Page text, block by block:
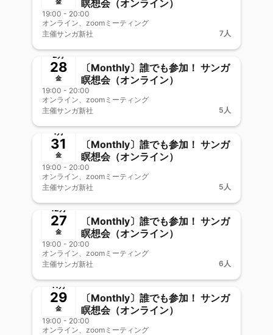
瞑想会（オンライン）
19:00 - 20:00
オンライン、zoomミーティング
主催サンガ新社 7人
終了
2月
28
金
〔Monthly〕誰でも参加！ サンガ
瞑想会（オンライン）
19:00 - 20:00
オンライン、zoomミーティング
主催サンガ新社 5人
終了
1月
31
金
〔Monthly〕誰でも参加！ サンガ
瞑想会（オンライン）
19:00 - 20:00
オンライン、zoomミーティング
主催サンガ新社 5人
終了
12月
27
金
〔Monthly〕誰でも参加！ サンガ
瞑想会（オンライン）
19:00 - 20:00
オンライン、zoomミーティング
主催サンガ新社 6人
終了
11月
29
金
〔Monthly〕誰でも参加！ サンガ
瞑想会（オンライン）
19:00 - 20:00
オンライン、zoomミーティング